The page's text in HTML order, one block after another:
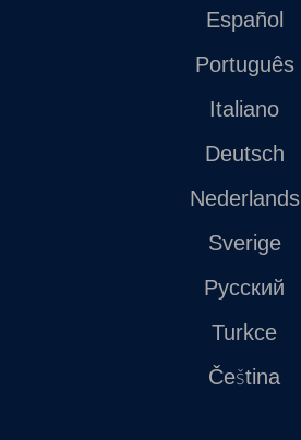
Español
Português
Italiano
Deutsch
Nederlands
Sverige
Русский
Turkce
Čeština